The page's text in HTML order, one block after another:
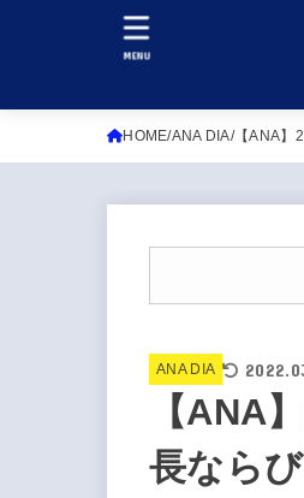
MENU
HOME ANA DIA 【ANA】
ANA DIA
【ANA
長なら